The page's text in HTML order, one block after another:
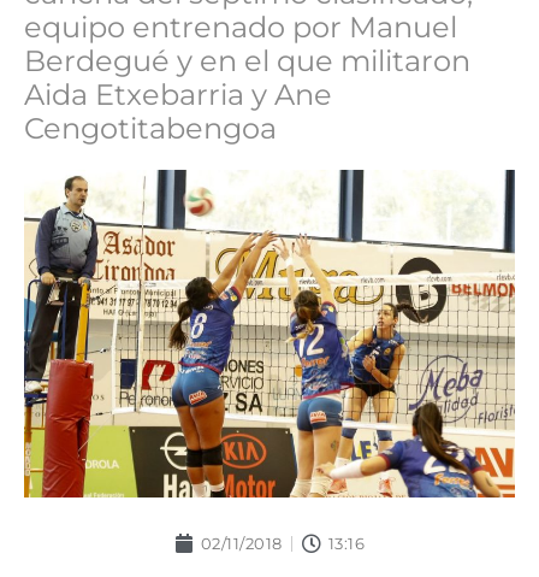
equipo entrenado por Manuel
Berdegué y en el que militaron
Aida Etxebarria y Ane
Cengotitabengoa
02/11/2018 13:16